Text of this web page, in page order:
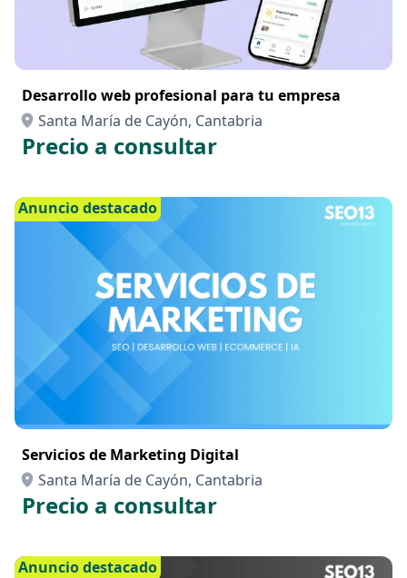
Desarrollo web profesional para tu empresa
Santa María de Cayón, Cantabria
Precio a consultar
Anuncio destacado
Servicios de Marketing Digital
Santa María de Cayón, Cantabria
Precio a consultar
Anuncio destacado